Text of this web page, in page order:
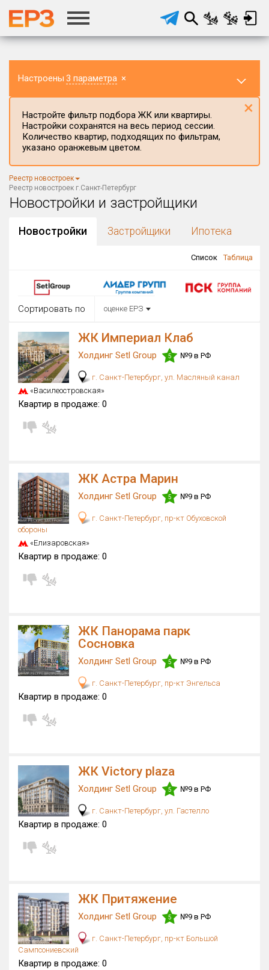
Настроены 3 параметра ×
г.Санкт-Петербург
Район в регионе
Округ
Все
Все
Цена
от до
Общая площадь, м²
Вид объекта
Кол-во комнат
Только новые
Оценка ЕРЗ ЖК
с продажами
Рейтинг ЕРЗ
Найдено:
Жилых комплексов
Домов с апартаментами
Поселков таунхаусов
Блокированных домов
Квартир, апартаментов,
Настройте фильтр подбора ЖК или квартиры.
Настройки сохранятся на весь период сессии.
Количество квартир, подходящих по фильтрам,
указано оранжевым цветом.
×
Реестр новостроек
Реестр новостроек г.Санкт-Петербург
Новостройки и застройщики
Новостройки Застройщики Ипотека
Список Таблица
Сортировать по оценке ЕРЗ
ЖК Империал Клаб
Холдинг Setl Group 5 №9 в РФ
г. Санкт-Петербург, ул. Масляный канал
«Василеостровская»
Квартир в продаже: 0
ЖК Астра Марин
Холдинг Setl Group 5 №9 в РФ
г. Санкт-Петербург, пр-кт Обуховской
обороны
«Елизаровская»
Квартир в продаже: 0
ЖК Панорама парк
Сосновка
Холдинг Setl Group 5 №9 в РФ
г. Санкт-Петербург, пр-кт Энгельса
Квартир в продаже: 0
ЖК Victory plaza
Холдинг Setl Group 5 №9 в РФ
г. Санкт-Петербург, ул. Гастелло
Квартир в продаже: 0
ЖК Притяжение
Холдинг Setl Group 5 №9 в РФ
г. Санкт-Петербург, пр-кт Большой
Сампсониевский
Квартир в продаже: 0